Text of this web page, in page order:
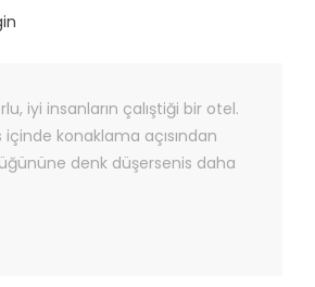
iyi insanların çalıştiği bir otel.
konaklama açısından
denk düşersenis daha